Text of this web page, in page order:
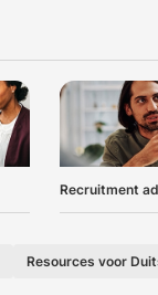
Recruitment
Resources voor